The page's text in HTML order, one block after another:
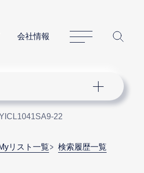
会社情報
サイトマップ
22
リスト一覧 検索履歴一覧